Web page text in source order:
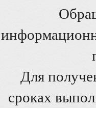
Для
сроках